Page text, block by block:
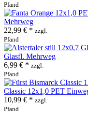
Pfand
Mehrweg
22,99 € * zzgl.
Pfand
Glasfl. Mehrweg
6,99 € * zzgl.
Pfand
Classic 12x1,0 PET
10,99 € * zzgl.
Pfand